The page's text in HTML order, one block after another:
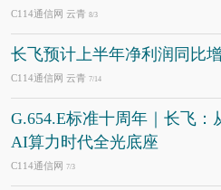
C114通信网 云青 8/3
长飞预计上半年净利润同比
C114通信网 云青 7/14
G.654.E标准十周年｜长飞
AI算力时代全光底座
C114通信网 7/3